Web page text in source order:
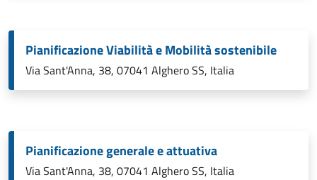
Pianificazione Viabilità e Mobilità sostenibile
Via Sant'Anna, 38, 07041 Alghero SS, Italia
Pianificazione generale e attuativa
Via Sant'Anna, 38, 07041 Alghero SS, Italia